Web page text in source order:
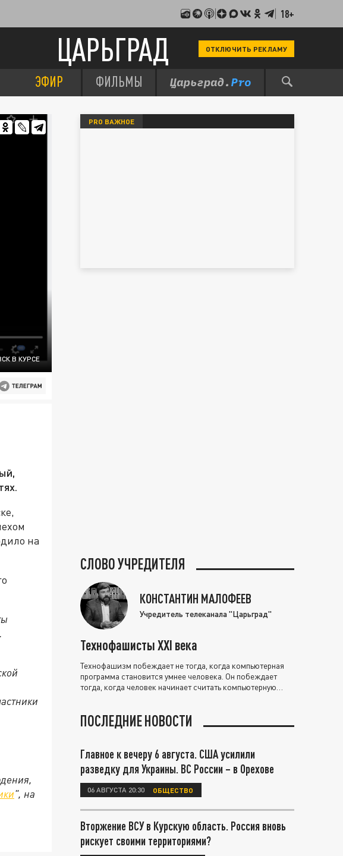
18+
ЦАРЬГРАД ОТКЛЮЧИТЬ РЕКЛАМУ
ЭФИР ФИЛЬМЫ
В КУРСЕ
на
", на
PRO ВАЖНОЕ
СЛОВО УЧРЕДИТЕЛЯ
КОНСТАНТИН МАЛОФЕЕВ
Учредитель телеканала "Царьград"
Технофашисты XXI века
Технофашизм побеждает не тогда, когда компьютерная
программа становится умнее человека. Он побеждает
тогда, когда человек начинает считать компьютерную
ПОСЛЕДНИЕ НОВОСТИ
Главное к вечеру 6 августа. США усилили
разведку для Украины. ВС России – в Орехове
06 АВГУСТА 20:30 ОБЩЕСТВО
Вторжение ВСУ в Курскую область. Россия вновь
рискует своими территориями?